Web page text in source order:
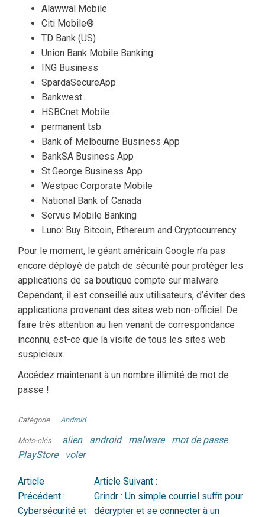
Alawwal Mobile
Citi Mobile®
TD Bank (US)
Union Bank Mobile Banking
ING Business
SpardaSecureApp
Bankwest
HSBCnet Mobile
permanent tsb
Bank of Melbourne Business App
BankSA Business App
St.George Business App
Westpac Corporate Mobile
National Bank of Canada
Servus Mobile Banking
Luno: Buy Bitcoin, Ethereum and Cryptocurrency
Pour le moment, le géant américain Google n’a pas
encore déployé de patch de sécurité pour protéger les
applications de sa boutique compte sur malware.
Cependant, il est conseillé aux utilisateurs, d’éviter des
applications provenant des sites web non-officiel. De
faire très attention au lien venant de correspondance
inconnu, est-ce que la visite de tous les sites web
suspicieux.
Accédez maintenant à un nombre illimité de mot de
passe !
Catégorie Android
Mots-clés alien android malware
mot de passe
PlayStore
voler
Article
Précédent :
Cybersécurité et
Article Suivant :
Grindr : Un simple courriel suffit pour
décrypter et se connecter à un